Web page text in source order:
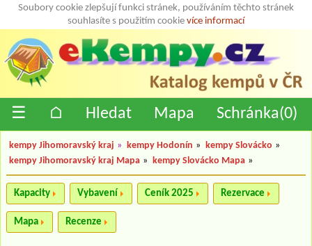
Soubory cookie zlepšují funkci stránek, používáním těchto stránek
souhlasíte s použitím cookie více informací
☰ ⌂ Hledat Mapa Schránka(0)
kempy Jihomoravský kraj » kempy Hodonín » kempy Slovácko »
kempy Jihomoravský kraj Mapa » kempy Slovácko Mapa »
Kapacity Vybavení Ceník 2025 Rezervace
Mapa Recenze